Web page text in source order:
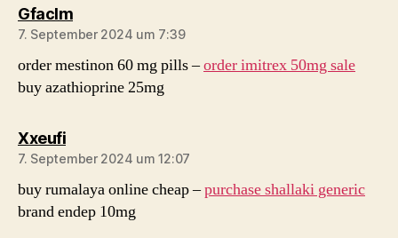
Gfaclmsagt:
7. September 2024 um 7:39
order mestinon 60 mg pills –order imitrex 50mg sale
buy azathioprine 25mg
Xxeufisagt:
7. September 2024 um 12:07
buy rumalaya online cheap –purchase shallaki generic
brand endep 10mg